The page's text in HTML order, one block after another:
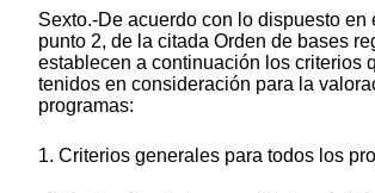
Sexto.-De acuerdo con lo dispuesto en
punto 2, de la citada Orden de bases
establecen a continuación los criterios
tenidos en consideración para la
programas:
1. Criterios generales para todos los